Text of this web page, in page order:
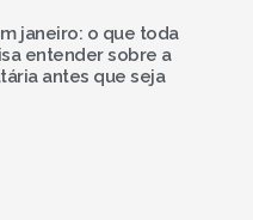
janeiro: o que toda
entender sobre a
antes que seja